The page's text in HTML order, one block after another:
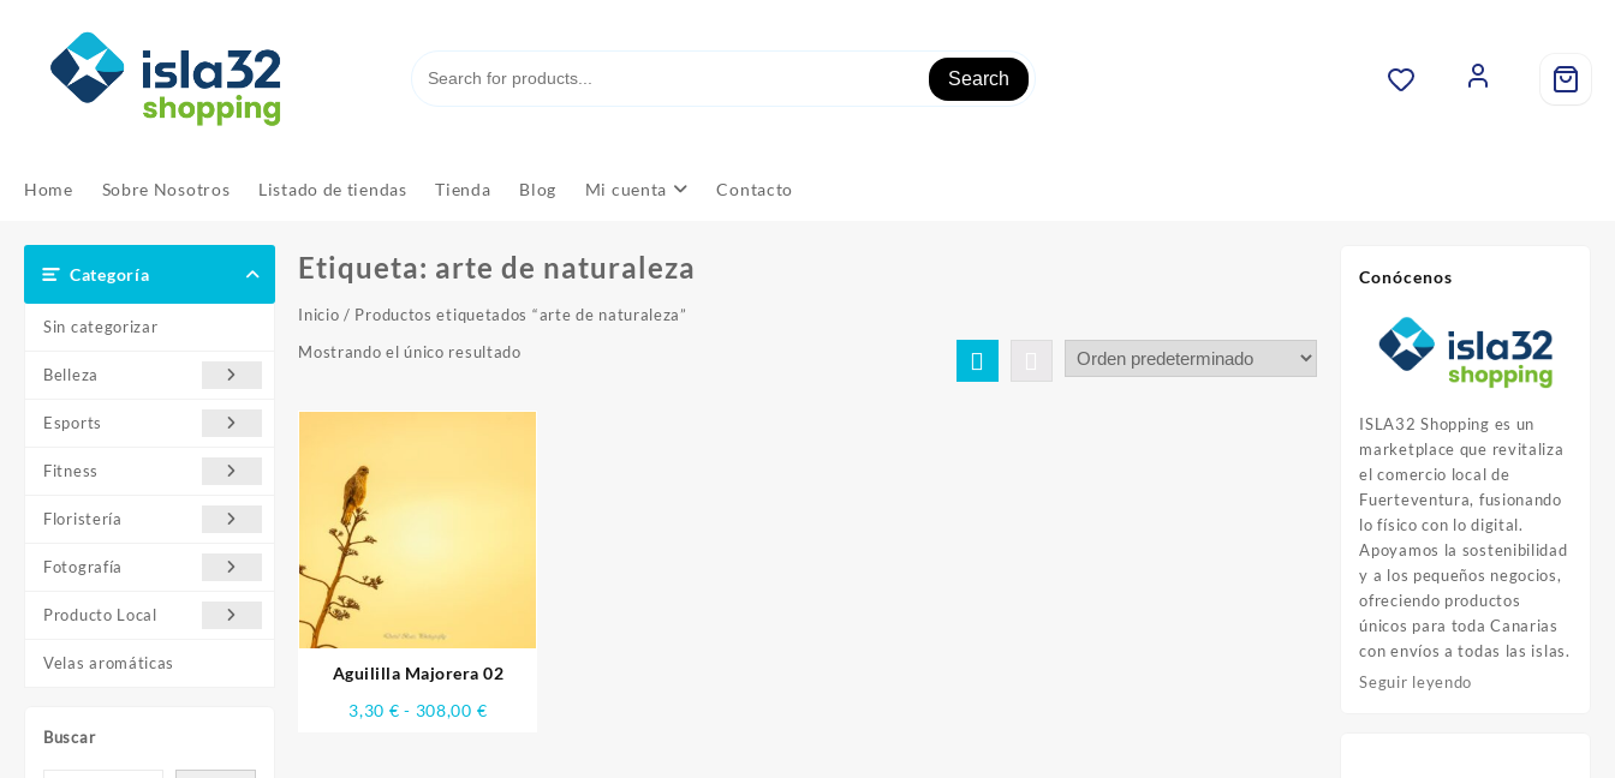
contenido
Search
Home Sobre Nosotros Listado de tiendas Tienda Blog Mi cuenta Contacto
Categoría
Sin categorizar
Belleza
Esports
Fitness
Floristería
Fotografía
Producto Local
Velas aromáticas
Buscar
Etiqueta: arte de naturaleza
Inicio / Productos etiquetados “arte de naturaleza”
Mostrando el único resultado
Aguililla Majorera 02
3,30 € - 308,00 €Rango
Conócenos
ISLA32 Shopping es un
marketplace que revitaliza
el comercio local de
Fuerteventura, fusionando
lo físico con lo digital.
Apoyamos la sostenibilidad
y a los pequeños negocios,
ofreciendo productos
únicos para toda Canarias
con envíos a todas las islas.
Seguir leyendo